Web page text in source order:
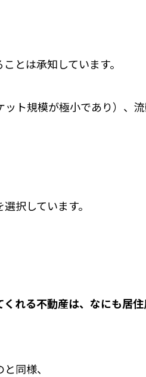
とは承知しています。
ト規模が極小であり）、
択しています。
れる不動産は、なにも居
同様、